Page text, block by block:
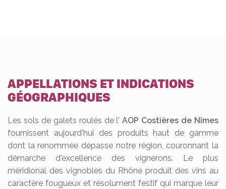
APPELLATIONS ET INDICATIONS
GÉOGRAPHIQUES
Les sols de galets roulés de l'AOP Costières de Nîmes
fournissent aujourd'hui des produits haut de gamme
dont la renommée dépasse notre région, couronnant la
démarche d'excellence des vignerons. Le plus
méridional des vignobles du Rhône produit des vins au
caractère fougueux et résolument festif qui marque leur